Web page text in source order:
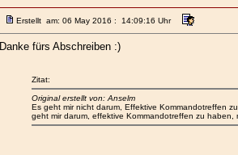
Erstellt am: 06 May 2016 : 14:09:16 Uhr
Danke fürs Abschreiben :)
Zitat:
Original erstellt von: Anselm
Es geht mir nicht darum, Effektive Kommandotreffen
geht mir darum, effektive Kommandotreffen zu